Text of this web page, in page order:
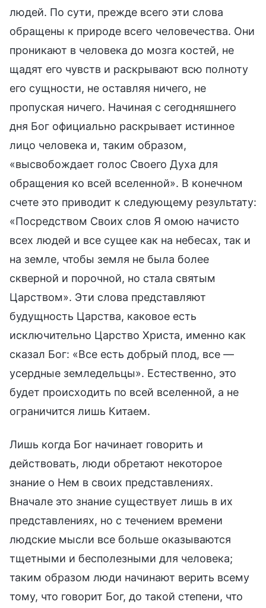
людей. По сути, прежде всего эти слова
обращены к природе всего человечества. Они
проникают в человека до мозга костей, не
щадят его чувств и раскрывают всю полноту
его сущности, не оставляя ничего, не
пропуская ничего. Начиная с сегодняшнего
дня Бог официально раскрывает истинное
лицо человека и, таким образом,
«высвобождает голос Своего Духа для
обращения ко всей вселенной». В конечном
счете это приводит к следующему результату:
«Посредством Своих слов Я омою начисто
всех людей и все сущее как на небесах, так и
на земле, чтобы земля не была более
скверной и порочной, но стала святым
Царством». Эти слова представляют
будущность Царства, каковое есть
исключительно Царство Христа, именно как
сказал Бог: «Все есть добрый плод, все —
усердные земледельцы». Естественно, это
будет происходить по всей вселенной, а не
ограничится лишь Китаем.
Лишь когда Бог начинает говорить и
действовать, люди обретают некоторое
знание о Нем в своих представлениях.
Вначале это знание существует лишь в их
представлениях, но с течением времени
людские мысли все больше оказываются
тщетными и бесполезными для человека;
таким образом люди начинают верить всему
тому, что говорит Бог, до такой степени, что